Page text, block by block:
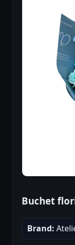
Buchet
Brand: